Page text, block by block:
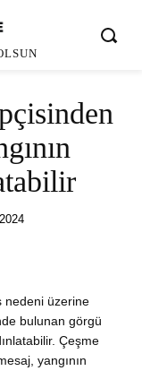
nedeni üzerine
bulunan görgü
Çeşme
yangının